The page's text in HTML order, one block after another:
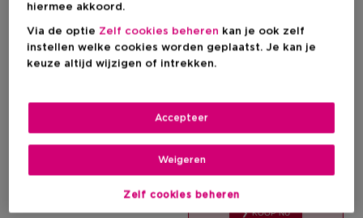
❯ KOOP NU
❯ KOOP NU
hiermee akkoord.
Via de optie Zelf cookies beheren kan je ook zelf
instellen welke cookies worden geplaatst. Je kan je
keuze altijd wijzigen of intrekken.
Zelf cookies beheren
Weigeren
Accepteer